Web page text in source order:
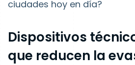
ciudades hoy en día?
Dispositivos
que reducen la